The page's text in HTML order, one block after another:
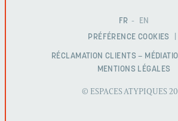
FR
EN
PRÉFÉRENCE COOKIES
RÉCLAMATION CLIENTS –
MENTIONS LÉGALES
© ESPACES ATYPIQUES